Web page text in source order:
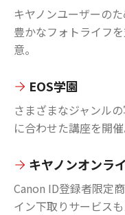
キヤノンユーザーの
豊かなフォトライフ
意。
EOS学園
さまざまなジャンル
に合わせた講座を開催
キヤノンオンラ
Canon ID登録者限定
イン下取りサービスも